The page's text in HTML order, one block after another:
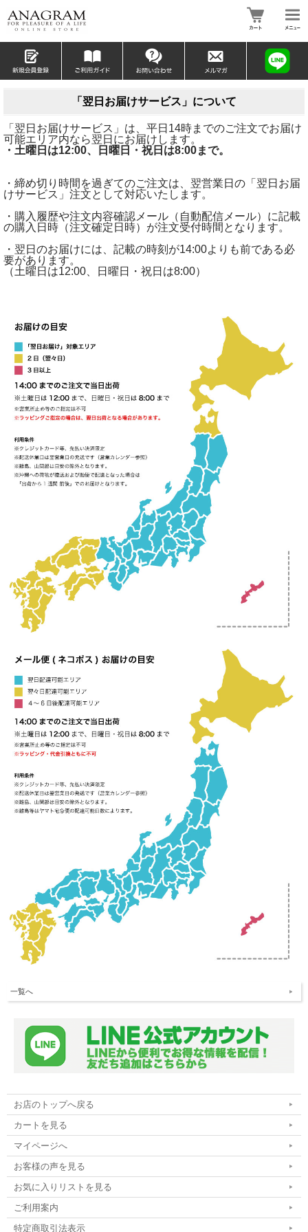
「翌日お届けサービス」について
「翌日お届けサービス」は、平日14時までのご注文でお届け
可能エリア内なら翌日にお届けします。
・土曜日は12:00、日曜日・祝日は8:00まで。
・締め切り時間を過ぎてのご注文は、翌営業日の「翌日お届
けサービス」注文として対応いたします。
・購入履歴や注文内容確認メール（自動配信メール）に記載
の購入日時（注文確定日時）が注文受付時間となります。
・翌日のお届けには、記載の時刻が14:00よりも前である必
要があります。
（土曜日は12:00、日曜日・祝日は8:00）
一覧へ
お店のトップへ戻る
カートを見る
マイページへ
お客様の声を見る
お気に入りリストを見る
ご利用案内
特定商取引法表示